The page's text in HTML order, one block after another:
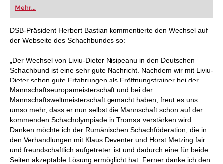
oder bereits auf Turnierniveau spielen: Mit
FRITZ trainieren Sie effizienter, intelligenter und
individueller als je zuvor.
Mehr...
DSB-Präsident Herbert Bastian kommentierte den Wechsel auf
der Webseite des Schachbundes so:
„Der Wechsel von Liviu-Dieter Nisipeanu in den Deutschen
Schachbund ist eine sehr gute Nachricht. Nachdem wir mit Liviu-
Dieter schon gute Erfahrungen als Eröffnungstrainer bei der
Mannschaftseuropameisterschaft und bei der
Mannschaftsweltmeisterschaft gemacht haben, freut es uns
umso mehr, dass er nun selbst die Mannschaft schon auf der
kommenden Schacholympiade in Tromsø verstärken wird.
Danken möchte ich der Rumänischen Schachföderation, die in
den Verhandlungen mit Klaus Deventer und Horst Metzing fair
und freundschaftlich aufgetreten ist und dadurch eine für beide
Seiten akzeptable Lösung ermöglicht hat. Ferner danke ich den